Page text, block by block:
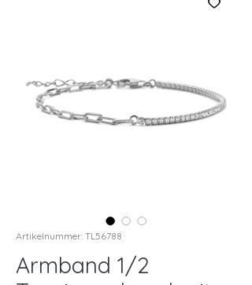
Artikelnummer: TL56788
Armband 1/2